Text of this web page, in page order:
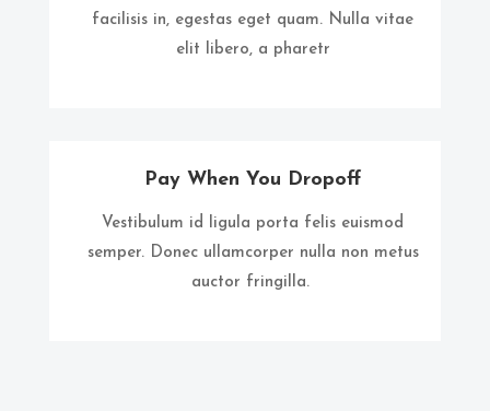
facilisis in, egestas eget quam. Nulla vitae
elit libero, a pharetr
Pay When You Dropoff
Vestibulum id ligula porta felis euismod
semper. Donec ullamcorper nulla non metus
auctor fringilla.